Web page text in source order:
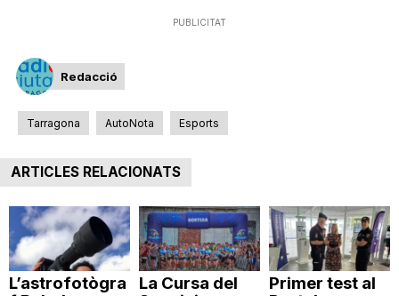
PUBLICITAT
Redacció
Tarragona AutoNota Esports
ARTICLES RELACIONATS
L’astrofotògra
La Cursa del
Primer test al